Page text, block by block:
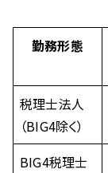
勤務形態
税理士法人
（BIG4除く）
BIG4税理士